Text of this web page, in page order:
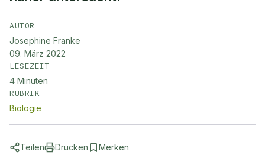
AUTOR
Josephine Franke
09. März 2022
LESEZEIT
4 Minuten
RUBRIK
Biologie
Teilen Drucken Merken